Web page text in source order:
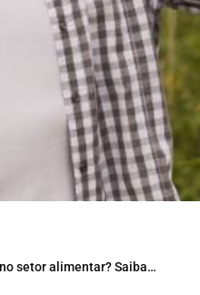
o agricultor Agenor Vicente Pelissa!